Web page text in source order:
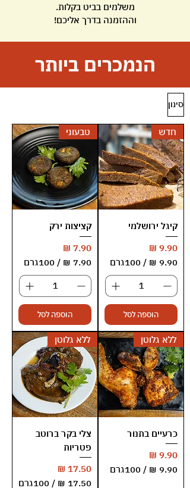
משלמים בביט בקלות.
וההזמנה בדרך אליכם!
הנמכרים ביותר
סינון
חדש
קיגל ירושלמי
מחיר
/ 100גרם
9
.
9
₪
ל
-
1
0
0
ג
ם
הוספה לסל
טבעוני
קציצות ירק
מחיר
/ 100גרם
7
.
9
₪
ל
-
1
0
0
ג
ם
הוספה לסל
ללא גלוטן
כרעיים בתנור
מחיר
/ 100גרם
ללא גלוטן
צלי בקר ברוטב
פטריות
מחיר
/ 100גרם